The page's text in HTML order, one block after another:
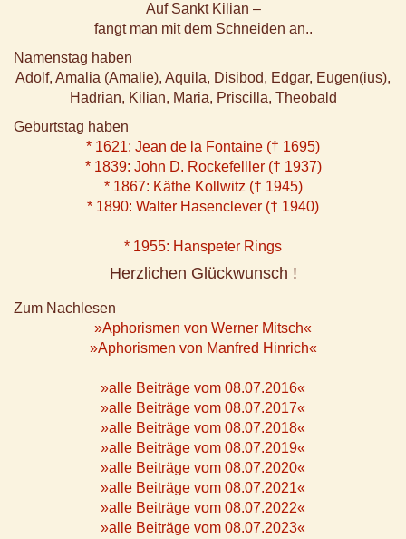
Auf Sankt Kilian –
fangt man mit dem Schneiden an..
Namenstag haben
Adolf, Amalia (Amalie), Aquila, Disibod, Edgar, Eugen(ius),
Hadrian, Kilian, Maria, Priscilla, Theobald
Geburtstag haben
* 1621: Jean de la Fontaine († 1695)
* 1839: John D. Rockefelller († 1937)
* 1867: Käthe Kollwitz († 1945)
* 1890: Walter Hasenclever († 1940)
* 1955: Hanspeter Rings
Herzlichen Glückwunsch !
Zum Nachlesen
»Aphorismen von Werner Mitsch«
»Aphorismen von Manfred Hinrich«
»alle Beiträge vom 08.07.2016«
»alle Beiträge vom 08.07.2017«
»alle Beiträge vom 08.07.2018«
»alle Beiträge vom 08.07.2019«
»alle Beiträge vom 08.07.2020«
»alle Beiträge vom 08.07.2021«
»alle Beiträge vom 08.07.2022«
»alle Beiträge vom 08.07.2023«